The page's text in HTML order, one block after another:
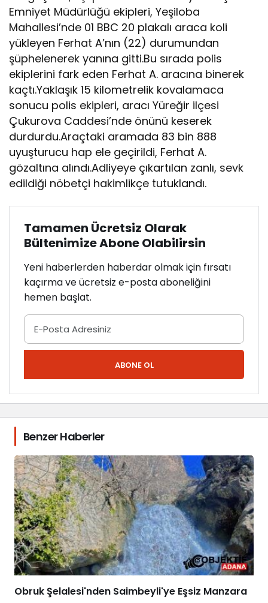
Emniyet Müdürlüğü ekipleri, Yeşiloba
Mahallesi’nde 01 BBC 20 plakalı araca koli
yükleyen Ferhat A’nın (22) durumundan
şüphelenerek yanına gitti.Bu sırada polis
ekiplerini fark eden Ferhat A. aracına binerek
kaçtı.Yaklaşık 15 kilometrelik kovalamaca
sonucu polis ekipleri, aracı Yüreğir ilçesi
Çukurova Caddesi’nde önünü keserek
durdurdu.Araçtaki aramada 83 bin 888
uyuşturucu hap ele geçirildi, Ferhat A.
gözaltına alındı.Adliyeye çıkartılan zanlı, sevk
edildiği nöbetçi hakimlikçe tutuklandı.
Tamamen Ücretsiz Olarak
Bültenimize Abone Olabilirsin
Yeni haberlerden haberdar olmak için fırsatı
kaçırma ve ücretsiz e-posta aboneliğini
hemen başlat.
ABONE OL
Benzer Haberler
Obruk Şelalesi'nden Saimbeyli'ye Eşsiz Manzara